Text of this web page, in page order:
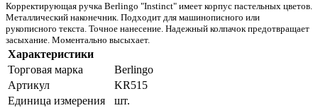
Корректирующая ручка Berlingo "Instinct" имеет корпус пастельных цветов.
Металлический наконечник. Подходит для машинописного или
рукописного текста. Точное нанесение. Надежный колпачок предотвращает
засыхание. Моментально высыхает.
Характеристики
Торговая марка
Berlingo
Артикул
KR515
Единица измерения
шт.